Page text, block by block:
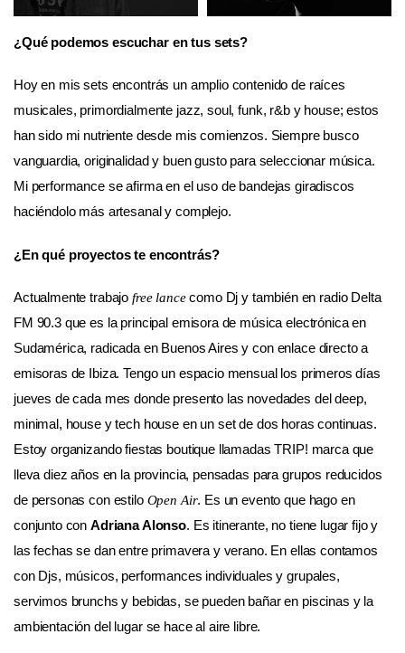
¿Qué podemos escuchar en tus sets?
Hoy en mis sets encontrás un amplio contenido de raíces
musicales, primordialmente jazz, soul, funk, r&b y house; estos
han sido mi nutriente desde mis comienzos. Siempre busco
vanguardia, originalidad y buen gusto para seleccionar música.
Mi performance se afirma en el uso de bandejas giradiscos
haciéndolo más artesanal y complejo.
¿En qué proyectos te encontrás?
Actualmente trabajo free lancecomo Dj y también en radio Delta
FM 90.3 que es la principal emisora de música electrónica en
Sudamérica, radicada en Buenos Aires y con enlace directo a
emisoras de Ibiza. Tengo un espacio mensual los primeros días
jueves de cada mes donde presento las novedades del deep,
minimal, house y tech house en un set de dos horas continuas.
Estoy organizando fiestas boutique llamadas TRIP! marca que
lleva diez años en la provincia, pensadas para grupos reducidos
de personas con estilo Open Air. Es un evento que hago en
conjunto conAdriana Alonso. Es itinerante, no tiene lugar fijo y
las fechas se dan entre primavera y verano. En ellas contamos
con Djs, músicos, performances individuales y grupales,
servimos brunchs y bebidas, se pueden bañar en piscinas y la
ambientación del lugar se hace al aire libre.